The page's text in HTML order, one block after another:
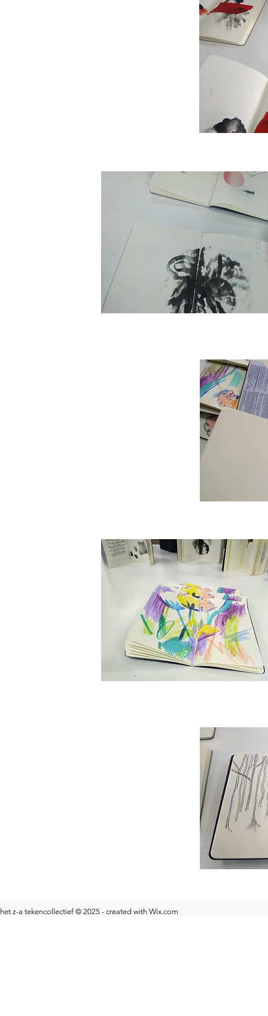
het z-a tekencollectief © 2025 - created with Wix.com